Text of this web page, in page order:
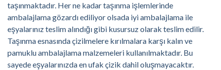
taşınmaktadır. Her ne kadar taşınma işlemlerinde
ambalajlama gözardı ediliyor olsada iyi ambalajlama ile
eşyalarınız teslim alındığı gibi kusursuz olarak teslim edilir.
Taşınma esnasında çizilmelere kırılmalara karşı kalın ve
pamuklu ambalajlama malzemeleri kullanılmaktadır. Bu
sayede eşyalarınızda en ufak çizik dahil oluşmayacaktır.